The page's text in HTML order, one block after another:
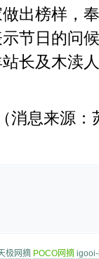
出榜样，
节日的问
长及木渎
（消息来源
极网摘 POCO网摘